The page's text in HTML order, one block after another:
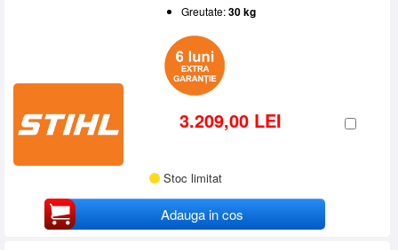
Greutate:30 kg
3.209,00 LEI
Stoc limitat
Adauga in cos